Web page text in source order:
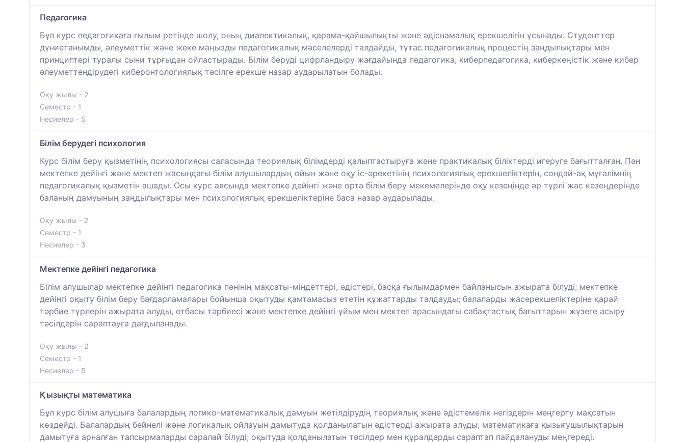
Педагогика
Бұл курс педагогикаға ғылым ретінде шолу, оның диалектикалық, қарама-қайшылықты және әдіснамалық ерекшелігін ұсынады. Студенттер
дүниетанымды, әлеуметтік және жеке маңызды педагогикалық мәселелерді талдайды, тұтас педагогикалық процестің заңдылықтары мен
принциптері туралы сыни тұрғыдан ойластырады. Білім беруді цифрландыру жағдайында педагогика, киберпедагогика, киберкеңістік және кибер
әлеуметтендірудегі киберонтологиялық тәсілге ерекше назар аударылатын болады.
Оқу жылы - 2
Семестр - 1
Несиелер - 5
Білім берудегі психология
Курс білім беру қызметінің психологиясы саласында теориялық білімдерді қалыптастыруға және практикалық біліктерді игеруге бағытталған. Пән
мектепке дейінгі және мектеп жасындағы білім алушылардың ойын және оқу іс-әрекетінің психологиялық ерекшеліктерін, сондай-ақ мұғалімнің
педагогикалық қызметін ашады. Осы курс аясында мектепке дейінгі және орта білім беру мекемелерінде оқу кезеңінде әр түрлі жас кезеңдерінде
баланың дамуының заңдылықтары мен психологиялық ерекшеліктеріне баса назар аударылады.
Оқу жылы - 2
Семестр - 1
Несиелер - 3
Мектепке дейінгі педагогика
Білім алушылар мектепке дейінгі педагогика пәнінің мақсаты-міндеттері, әдістері, басқа ғылымдармен байланысын ажырата білуді; мектепке
дейінгі оқыту білім беру бағдарламалары бойынша оқытуды қамтамасыз ететін құжаттарды талдауды; балаларды жасерекшеліктеріне қарай
тәрбие түрлерін ажырата алуды, отбасы тәрбиесі және мектепке дейінгі ұйым мен мектеп арасындағы сабақтастық бағыттарын жүзеге асыру
тәсілдерін сараптауға дағдыланады.
Оқу жылы - 2
Семестр - 1
Несиелер - 5
Қызықты математика
Бұл курс білім алушыға балалардың логико-математикалық дамуын жетілдірудің теориялық және әдістемелік негіздерін меңгерту мақсатын
көздейді. Балалардың бейнелі және логикалық ойлауын дамытуда қолданылатын әдістерді ажырата алуды; математикаға қызығушылықтарын
дамытуға арналған тапсырмаларды саралай білуді; оқытуда қолданылатын тәсілдер мен құралдарды сараптап пайдалануды меңгереді.